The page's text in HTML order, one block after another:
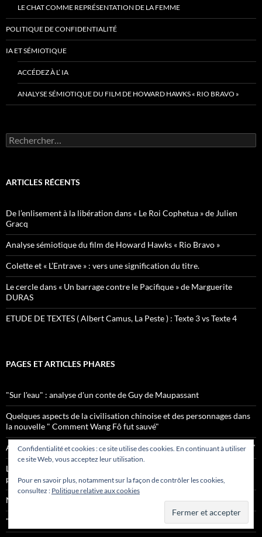
LE CHAT COMME REPRÉSENTATION DE LA FEMME
POLITIQUE DE CONFIDENTIALITÉ
IA ET SÉMIOTIQUE
ACCÉDEZ À L’ IA
ANALYSE SÉMIOTIQUE DU FILM DE HOWARD HAWKS « RIO BRAVO »
Rechercher :
ARTICLES RÉCENTS
De l’enlisement à la libération dans « Le Roi Cophetua » de Julien
Gracq
Analyse sémiotique du film de Howard Hawks « Rio Bravo »
Colette et « L’Entrave » : vers une signification du titre.
Le cercle dans « Un barrage contre le Pacifique » de Marguerite
DURAS
ETUDE DE TEXTES ( Albert Camus, La Peste ) : Texte 3 vs Texte 4
PAGES ET ARTICLES PHARES
"Sur l'eau" : analyse d'un conte de Guy de Maupassant
Quelques aspects de la civilisation chinoise et des personnages dans
la nouvelle " Comment Wang Fô fut sauvé"
Analyse sémiotique d'un conte de Marcel AYME, "Le Cerf et le Chien"
L'aspect physique de Werner von Ebrennac et l'ambivalence du
personnage dans "Le Silence de la Mer" de VERCORS
Notre méthode
"Le Silence de la Mer". Un itinéraire pour la nièce ...
Confidentialité et cookies : ce site utilise des cookies. En continuant à utiliser
ce site Web, vous acceptez leur utilisation.
Pour en savoir plus, notamment sur la façon de contrôler les cookies,
consultez : Politique relative aux cookies